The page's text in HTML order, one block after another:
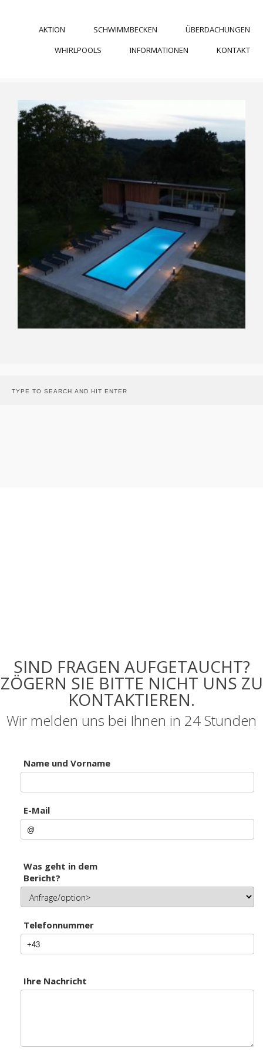
AKTION SCHWIMMBECKEN
ÜBERDACHUNGEN
WHIRLPOOLS
INFORMATIONEN KONTAKT
SIND FRAGEN AUFGETAUCHT?
ZÖGERN SIE BITTE NICHT UNS ZU
KONTAKTIEREN.
Wir melden uns bei Ihnen in 24 Stunden
Name und Vorname
E-Mail
Was geht in dem
Bericht?
Telefonnummer
Ihre Nachricht